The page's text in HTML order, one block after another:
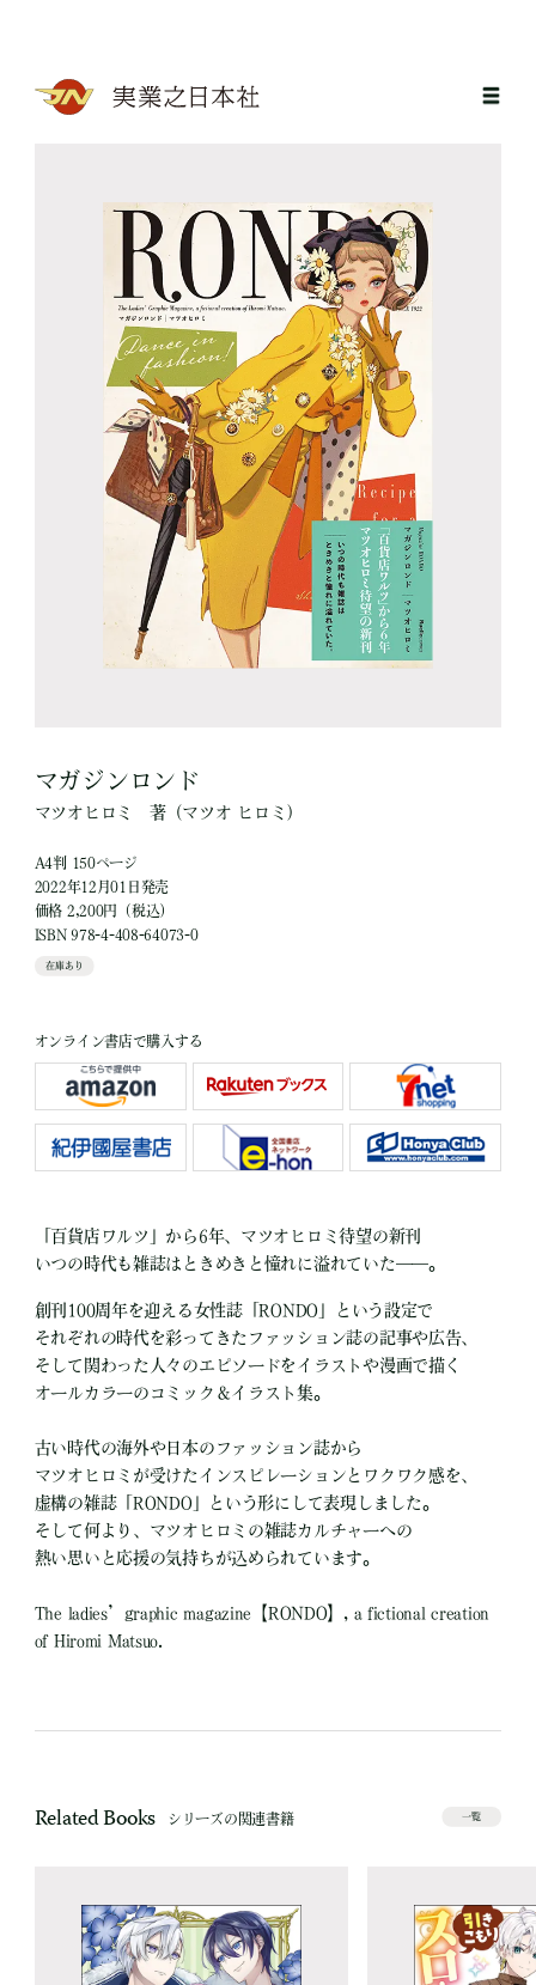
マガジンロンド
マツオヒロミ 著（マツオ ヒロミ）
A4判 150ページ
2022年12月01日発売
価格 2,200円（税込）
ISBN 978-4-408-64073-0
在庫あり
オンライン書店で購入する
「百貨店ワルツ」から6年、マツオヒロミ待望の新刊
いつの時代も雑誌はときめきと憧れに溢れていた――。
創刊100周年を迎える女性誌「RONDO」という設定で
それぞれの時代を彩ってきたファッション誌の記事や広告、
そして関わった人々のエピソードをイラストや漫画で描く
オールカラーのコミック＆イラスト集。
古い時代の海外や日本のファッション誌から
マツオヒロミが受けたインスピレーションとワクワク感を、
虚構の雑誌「RONDO」という形にして表現しました。
そして何より、マツオヒロミの雑誌カルチャーへの
熱い思いと応援の気持ちが込められています。
The ladies’graphic magazine【RONDO】, a fictional creation
of Hiromi Matsuo.
Related Books シリーズの関連書籍 一覧